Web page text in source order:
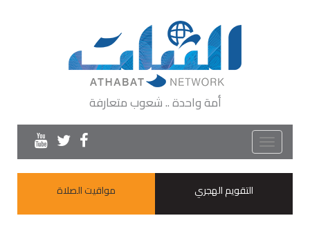
أمة واحدة .. شعوب متعارفة
Toggle
navigation
التقويم الهجري
مواقيت الصلاة